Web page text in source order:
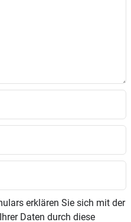
erklären Sie sich mit der
Daten durch diese